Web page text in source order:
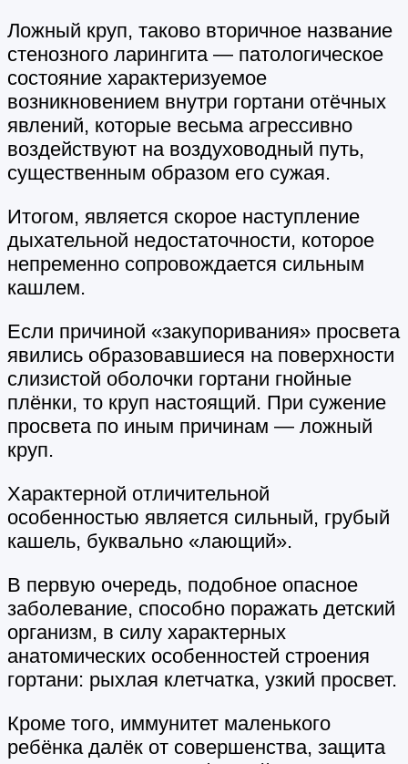
Ложный круп, таково вторичное название
стенозного ларингита — патологическое
состояние характеризуемое
возникновением внутри гортани отёчных
явлений, которые весьма агрессивно
воздействуют на воздуховодный путь,
существенным образом его сужая.
Итогом, является скорое наступление
дыхательной недостаточности, которое
непременно сопровождается сильным
кашлем.
Если причиной «закупоривания» просвета
явились образовавшиеся на поверхности
слизистой оболочки гортани гнойные
плёнки, то круп настоящий. При сужение
просвета по иным причинам — ложный
круп.
Характерной отличительной
особенностью является сильный, грубый
кашель, буквально «лающий».
В первую очередь, подобное опасное
заболевание, способно поражать детский
организм, в силу характерных
анатомических особенностей строения
гортани: рыхлая клетчатка, узкий просвет.
Кроме того, иммунитет маленького
ребёнка далёк от совершенства, защита